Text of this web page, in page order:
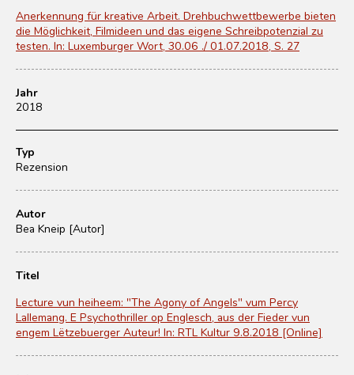
Anerkennung für kreative Arbeit. Drehbuchwettbewerbe bieten
die Möglichkeit, Filmideen und das eigene Schreibpotenzial zu
testen. In: Luxemburger Wort, 30.06 ./ 01.07.2018, S. 27
Jahr
2018
Typ
Rezension
Autor
Bea Kneip [Autor]
Titel
Lecture vun heiheem: "The Agony of Angels" vum Percy
Lallemang. E Psychothriller op Englesch, aus der Fieder vun
engem Lëtzebuerger Auteur! In: RTL Kultur 9.8.2018 [Online]